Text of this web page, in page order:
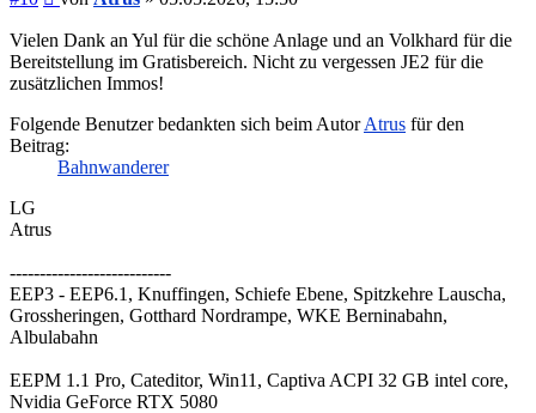
Vielen Dank an Yul für die schöne Anlage und an Volkhard für die
Bereitstellung im Gratisbereich. Nicht zu vergessen JE2 für die
zusätzlichen Immos!
Folgende Benutzer bedankten sich beim AutorAtrus für den
Beitrag:
Bahnwanderer
LG
Atrus
---------------------------
EEP3 - EEP6.1, Knuffingen, Schiefe Ebene, Spitzkehre Lauscha,
Grossheringen, Gotthard Nordrampe, WKE Berninabahn,
Albulabahn
EEPM 1.1 Pro, Cateditor, Win11, Captiva ACPI 32 GB intel core,
Nvidia GeForce RTX 5080